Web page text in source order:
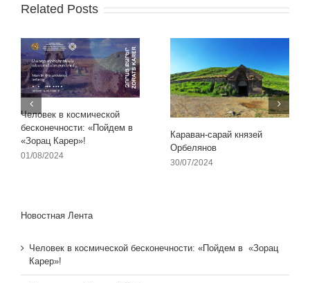
Related Posts
Человек в космической
бесконечности: «Пойдем в
«Зорац Карер»!
01/08/2024
Караван-сарай князей
Орбелянов
30/07/2024
Новостная Лента
Человек в космической бесконечности: «Пойдем в «Зорац
Карер»!